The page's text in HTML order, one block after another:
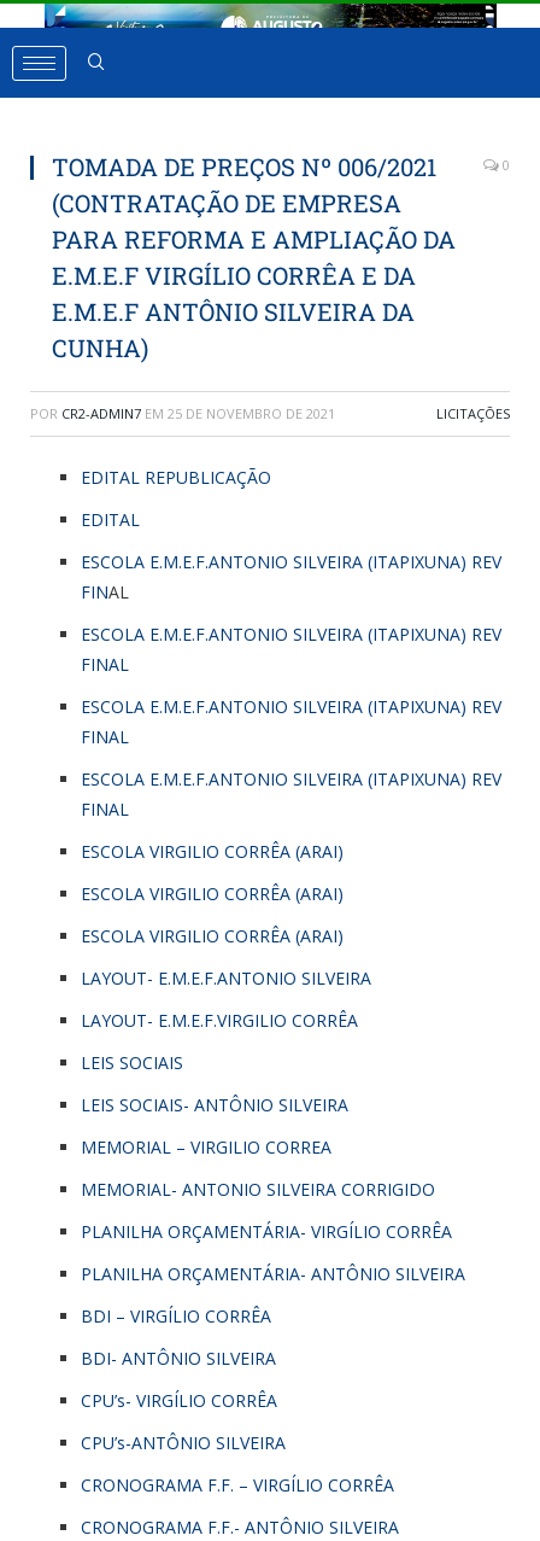
TOMADA DE PREÇOS Nº 006/2021
(CONTRATAÇÃO DE EMPRESA
PARA REFORMA E AMPLIAÇÃO DA
E.M.E.F VIRGÍLIO CORRÊA E DA
E.M.E.F ANTÔNIO SILVEIRA DA
CUNHA)
0
POR CR2-ADMIN7 EM 25 DE NOVEMBRO DE 2021 LICITAÇÕES
EDITAL REPUBLICAÇÃO
EDITAL
ESCOLA E.M.E.F.ANTONIO SILVEIRA (ITAPIXUNA) REV
FINAL
ESCOLA E.M.E.F.ANTONIO SILVEIRA (ITAPIXUNA) REV
FINAL
ESCOLA E.M.E.F.ANTONIO SILVEIRA (ITAPIXUNA) REV
FINAL
ESCOLA E.M.E.F.ANTONIO SILVEIRA (ITAPIXUNA) REV
FINAL
ESCOLA VIRGILIO CORRÊA (ARAI)
ESCOLA VIRGILIO CORRÊA (ARAI)
ESCOLA VIRGILIO CORRÊA (ARAI)
LAYOUT- E.M.E.F.ANTONIO SILVEIRA
LAYOUT- E.M.E.F.VIRGILIO CORRÊA
LEIS SOCIAIS
LEIS SOCIAIS- ANTÔNIO SILVEIRA
MEMORIAL – VIRGILIO CORREA
MEMORIAL- ANTONIO SILVEIRA CORRIGIDO
PLANILHA ORÇAMENTÁRIA- VIRGÍLIO CORRÊA
PLANILHA ORÇAMENTÁRIA- ANTÔNIO SILVEIRA
BDI – VIRGÍLIO CORRÊA
BDI- ANTÔNIO SILVEIRA
CPU’s- VIRGÍLIO CORRÊA
CPU’s-ANTÔNIO SILVEIRA
CRONOGRAMA F.F. – VIRGÍLIO CORRÊA
CRONOGRAMA F.F.- ANTÔNIO SILVEIRA